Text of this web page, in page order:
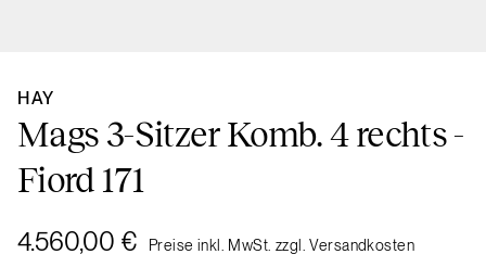
HAY
Mags 3-Sitzer Komb. 4 rechts -
Fiord 171
4.560,00 € Preise inkl. MwSt. zzgl. Versandkosten